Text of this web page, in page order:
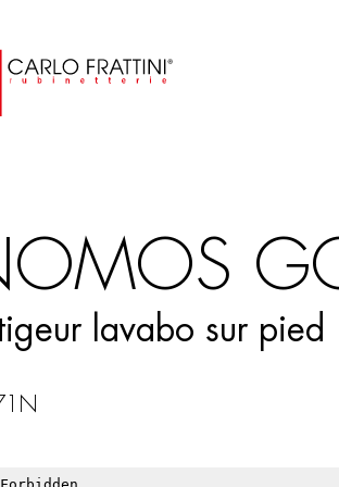
lavabo sur pied